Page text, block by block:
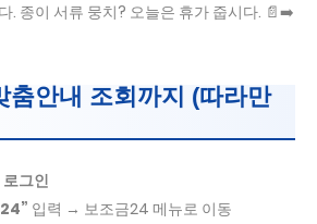
. 종이 서류 뭉치? 오늘은 휴가 줍시다. 📄➡️
춤안내 조회까지 (따라만
로그인
입력 → 보조금24 메뉴로 이동